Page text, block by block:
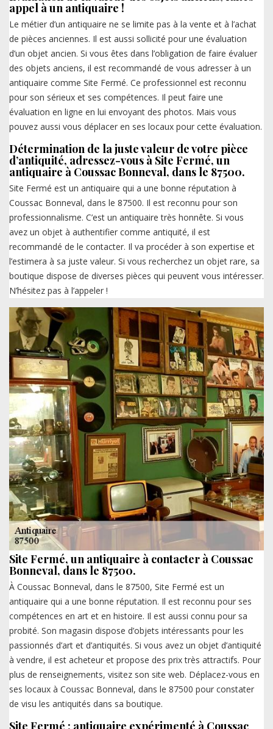
appel à un antiquaire !
Le métier d’un antiquaire ne se limite pas à la vente et à l’achat
de pièces anciennes. Il est aussi sollicité pour une évaluation
d’un objet ancien. Si vous êtes dans l’obligation de faire évaluer
des objets anciens, il est recommandé de vous adresser à un
antiquaire comme Site Fermé. Ce professionnel est reconnu
pour son sérieux et ses compétences. Il peut faire une
évaluation en ligne en lui envoyant des photos. Mais vous
pouvez aussi vous déplacer en ses locaux pour cette évaluation.
Détermination de la juste valeur de votre pièce
d’antiquité, adressez-vous à Site Fermé, un
antiquaire à Coussac Bonneval, dans le 87500.
Site Fermé est un antiquaire qui a une bonne réputation à
Coussac Bonneval, dans le 87500. Il est reconnu pour son
professionnalisme. C’est un antiquaire très honnête. Si vous
avez un objet à authentifier comme antiquité, il est
recommandé de le contacter. Il va procéder à son expertise et
l’estimera à sa juste valeur. Si vous recherchez un objet rare, sa
boutique dispose de diverses pièces qui peuvent vous intéresser.
N’hésitez pas à l’appeler !
Site Fermé, un antiquaire à contacter à Coussac
Bonneval, dans le 87500.
À Coussac Bonneval, dans le 87500, Site Fermé est un
antiquaire qui a une bonne réputation. Il est reconnu pour ses
compétences en art et en histoire. Il est aussi connu pour sa
probité. Son magasin dispose d’objets intéressants pour les
passionnés d’art et d’antiquités. Si vous avez un objet d’antiquité
à vendre, il est acheteur et propose des prix très attractifs. Pour
plus de renseignements, visitez son site web. Déplacez-vous en
ses locaux à Coussac Bonneval, dans le 87500 pour constater
de visu les antiquités dans sa boutique.
Site Fermé : antiquaire expérimenté à Coussac